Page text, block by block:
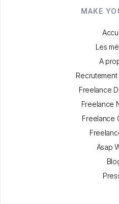
MAKE
Les
A
Freelance
Freelance
Freelance
Asap